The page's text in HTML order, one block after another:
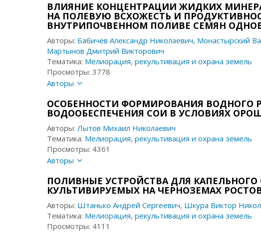
ВЛИЯНИЕ КОНЦЕНТРАЦИИ ЖИДКИХ
НА ПОЛЕВУЮ ВСХОЖЕСТЬ И
ВНУТРИПОЧВЕННОМ ПОЛИВЕ СЕМЯН
Авторы: Бабичев Александр Николаевич, Монастырский
Мартынов Дмитрий Викторович
Тематика: Мелиорация, рекультивация и охрана земель
Просмотры: 3778
Авторы
ОСОБЕННОСТИ ФОРМИРОВАНИЯ ВОДНОГО
ВОДООБЕСПЕЧЕНИЯ СОИ В УСЛОВИЯХ
Авторы:Лытов Михаил Николаевич
Тематика: Мелиорация, рекультивация и охрана земель
Просмотры: 4361
Авторы
ПОЛИВНЫЕ УСТРОЙСТВА ДЛЯ
КУЛЬТИВИРУЕМЫХ НА ЧЕРНОЗЕМАХ
Авторы: Штанько Андрей Сергеевич, Шкура Виктор
Тематика: Мелиорация, рекультивация и охрана земель
Просмотры: 4111